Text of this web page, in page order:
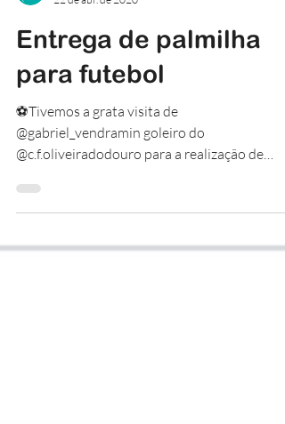
22 de abr. de 2020
Entrega de palmilha
para futebol
⚽️Tivemos a grata visita de
@c.f.oliveiradodouro para a realização de
palmilhas posturais e esportivas. ....